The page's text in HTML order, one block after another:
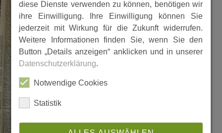
diese Dienste verwenden zu können, benötigen wir
ihre Einwilligung. Ihre Einwilligung können Sie
jederzeit mit Wirkung für die Zukunft widerrufen.
Weitere Informationen finden Sie, wenn Sie den
Button „Details anzeigen“ anklicken und in unserer
Datenschutzerklärung.
Notwendige Cookies
Statistik